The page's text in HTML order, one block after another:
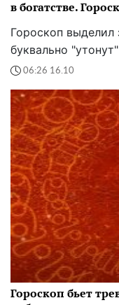
в богатстве.
Гороскоп выделил
буквально
06:26 16.10
Гороскоп бьет